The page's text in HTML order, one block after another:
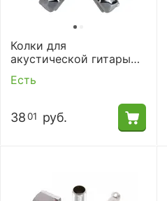
Колки для
акустической гитары
Alice AL-015P 3+3
Есть
3801 руб.